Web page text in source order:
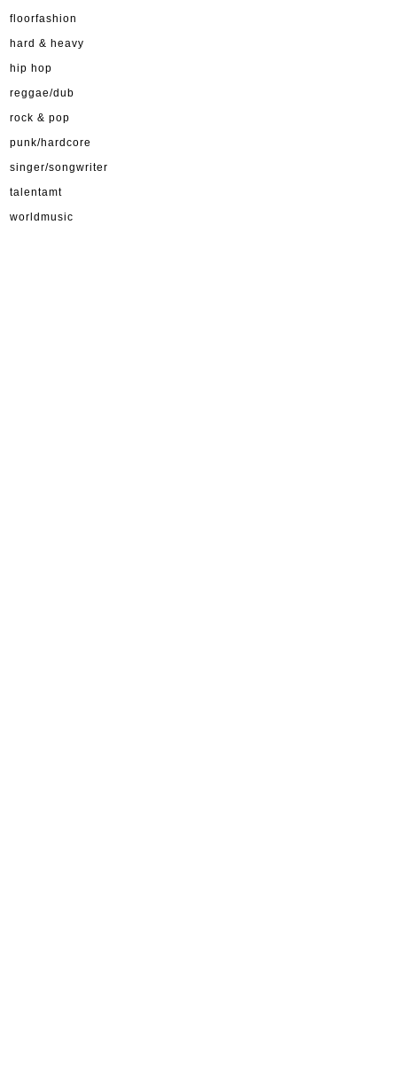
floorfashion
hard & heavy
hip hop
reggae/dub
rock & pop
punk/hardcore
singer/songwriter
talentamt
worldmusic